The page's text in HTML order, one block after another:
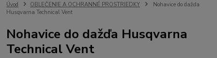
Úvod OBLEČENIE A OCHRANNÉ PROSTRIEDKY
Nohavice do dažďa
Husqvarna Technical Vent
Nohavice do dažďa Husqvarna
Technical Vent